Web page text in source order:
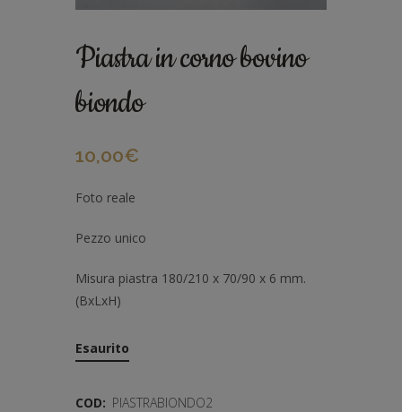
Piastra in corno bovino
biondo
10,00€
Foto reale
Pezzo unico
Misura piastra 180/210 x 70/90 x 6 mm.
(BxLxH)
Esaurito
COD: PIASTRABIONDO2